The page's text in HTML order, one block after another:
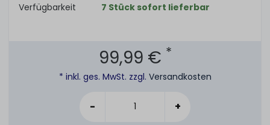
Verfügbarkeit
7 Stück sofort lieferbar
99,99 € *
* inkl. ges. MwSt. zzgl. Versandkosten
- +